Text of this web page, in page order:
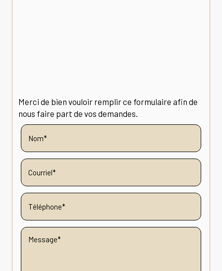
Merci de bien vouloir remplir ce formulaire afin de
nous faire part de vos demandes.